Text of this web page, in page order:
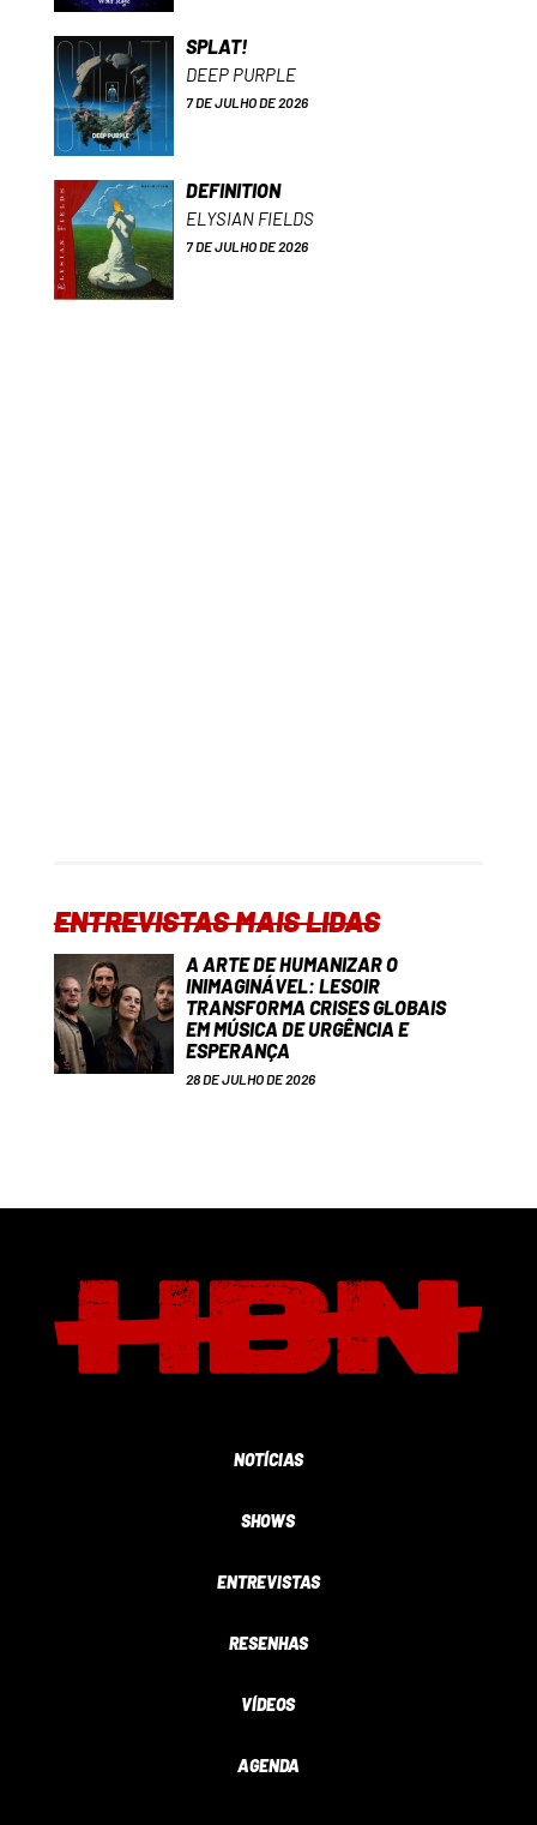
SPLAT!
DEEP PURPLE
7 DE JULHO DE 2026
DEFINITION
ELYSIAN FIELDS
7 DE JULHO DE 2026
ENTREVISTAS MAIS LIDAS
A ARTE DE HUMANIZAR O
INIMAGINÁVEL: LESOIR
TRANSFORMA CRISES GLOBAIS
EM MÚSICA DE URGÊNCIA E
ESPERANÇA
28 DE JULHO DE 2026
NOTÍCIAS
SHOWS
ENTREVISTAS
RESENHAS
VÍDEOS
AGENDA